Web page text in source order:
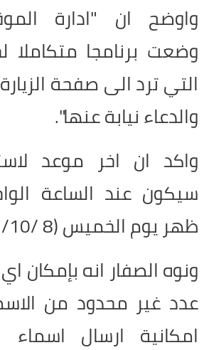
واوضح ان "ادارة
وضعت برنامجا متكاملا
التي ترد الى صفحة ‏الزيارة
والدعاء نيابة عنها".‏
واكد ان اخر موعد
سيكون عند الساعة
ظهر يوم الخميس (8 /10/ 2020).‏
ونوه الصفار انه
عدد غير محدود من
‏امكانية ارسال اسماء